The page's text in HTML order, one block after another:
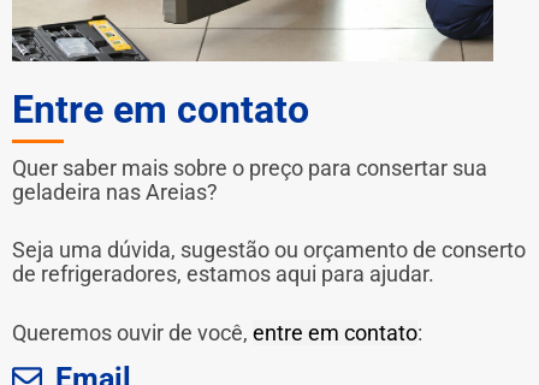
Entre em contato
Quer saber mais sobre o preço para consertar sua
geladeira nas Areias?
Seja uma dúvida, sugestão ou orçamento de conserto
de refrigeradores, estamos aqui para ajudar.
Queremos ouvir de você, entre em contato: